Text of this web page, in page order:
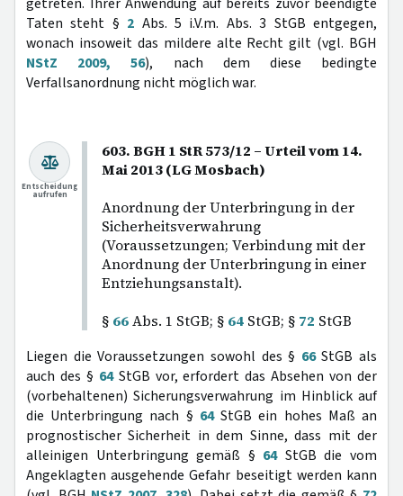
Taten steht § 2 Abs. 5 i.V.m. Abs. 3 StGB entgegen,
wonach insoweit das mildere alte Recht gilt (vgl. BGH
NStZ 2009, 56), nach dem diese bedingte
Verfallsanordnung nicht möglich war.
603. BGH 1 StR 573/12 – Urteil vom 14.
Mai 2013 (LG Mosbach)
Anordnung der Unterbringung in der
Sicherheitsverwahrung
(Voraussetzungen; Verbindung mit der
Anordnung der Unterbringung in einer
Entziehungsanstalt).
§ 66Abs. 1 StGB; § 64 StGB; § 72 StGB
Entscheidung
aufrufen
Liegen die Voraussetzungen sowohl des § 66StGB als
auch des § 64StGB vor, erfordert das Absehen von der
(vorbehaltenen) Sicherungsverwahrung im Hinblick auf
die Unterbringung nach § 64StGB ein hohes Maß an
prognostischer Sicherheit in dem Sinne, dass mit der
alleinigen Unterbringung gemäß § 64StGB die vom
Angeklagten ausgehende Gefahr beseitigt werden kann